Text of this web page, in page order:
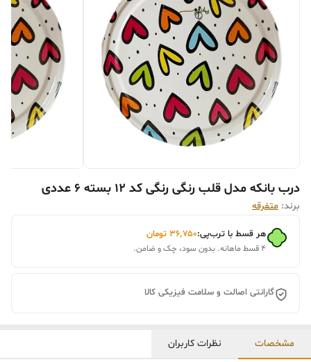
درب بانکه مدل قلب رنگی رنگی کد 12 بسته 6 عددی
برند: متفرقه
هر قسط با ترب‌پی:۳۶٬۷۵۰ تومان
۴ قسط ماهانه. بدون سود، چک و ضامن.
گارانتی اصالت و سلامت فیزیکی کالا
مشخصات نظرات کاربران